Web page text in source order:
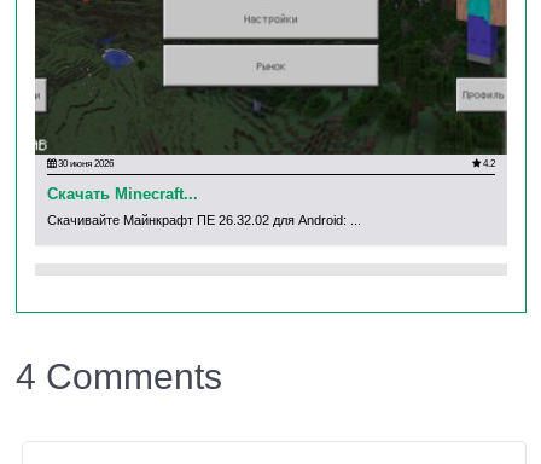
30 июня 2026 4.2
Скачать Minecraft...
Скачивайте Майнкрафт ПЕ 26.32.02 для Android: ...
4 Comments